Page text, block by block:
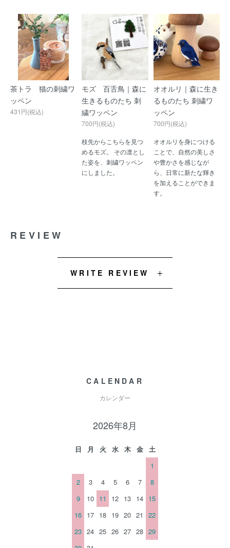
茶トラ 猫の刺繍ワ
ッペン
431円(税込)
モズ 百舌鳥｜森に
生きるものたち 刺
繍ワッペン
700円(税込)
枝先からこちらを見つ
めるモズ。 その凛とし
た姿を、刺繍ワッペン
にしました。
オオルリ｜森に生き
るものたち 刺繍ワ
ッペン
700円(税込)
オオルリを身につける
ことで、自然の美しさ
や豊かさを感じなが
ら、日常に新たな輝き
を加えることができま
す。
REVIEW
WRITE REVIEW
CALENDAR
カレンダー
2026年8月
日 月 火 水 木 金
土
1
2
3 4 5 6 7
8
9
10 11 12 13 14 15
16 17 18 19 20 21
22
23 24 25 26 27 28 29